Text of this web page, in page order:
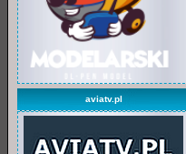
aviatv.pl